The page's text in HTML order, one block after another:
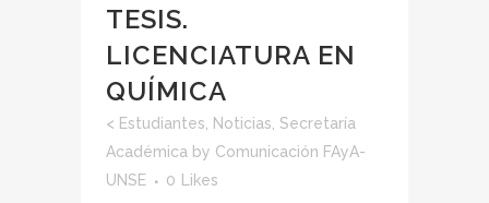
TESIS.
LICENCIATURA EN
QUÍMICA
< Estudiantes Noticias Secretaría
Académica by Comunicación FAyA-
UNSE
0 Likes